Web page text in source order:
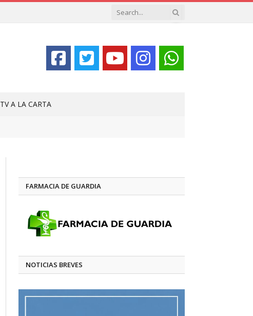
TV A LA CARTA
FARMACIA DE GUARDIA
NOTICIAS BREVES